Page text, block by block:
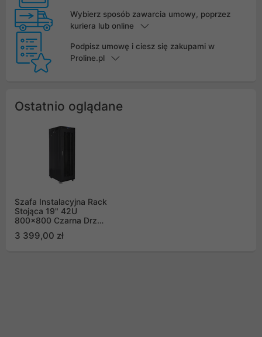
Wybierz sposób zawarcia umowy, poprzez
kuriera lub online
Podpisz umowę i ciesz się zakupami w
Proline.pl
Ostatnio oglądane
Szafa Instalacyjna Rack
Stojąca 19" 42U
800x800 Czarna Drzwi
Lanberg
3 399,00 zł